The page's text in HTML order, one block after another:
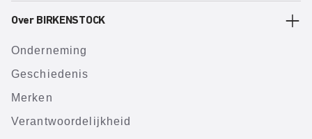
Over BIRKENSTOCK
Onderneming
Geschiedenis
Merken
Verantwoordelijkheid